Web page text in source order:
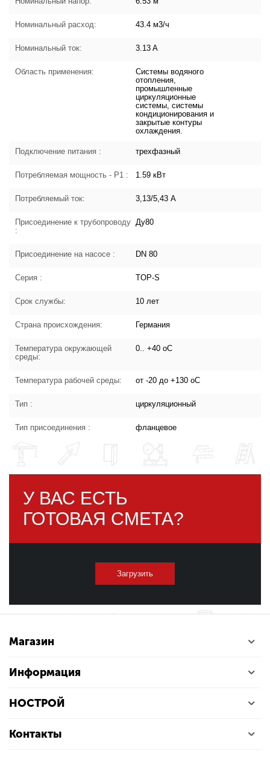
Номинальный расход: 43.4 м3/ч
Номинальный ток: 3.13 A
Область применения:
Системы водяного
отопления,
промышленные
циркуляционные
системы, системы
кондиционирования и
закрытые контуры
охлаждения.
Подключение питания : трехфазный
Потребляемая мощность - P1 : 1.59 кВт
Потребляемый ток: 3,13/5,43 А
Присоединение к трубопроводу
:
Ду80
Присоединение на насосе : DN 80
Серия : TOP-S
Срок службы: 10 лет
Страна происхождения: Германия
Температура окружающей
среды:
0.. +40 oC
Температура рабочей среды: от -20 до +130 oC
Тип : циркуляционный
Тип присоединения : фланцевое
У ВАС ЕСТЬ
ГОТОВАЯ СМЕТА?
Загрузить
Магазин
Информация
НОСТРОЙ
Контакты